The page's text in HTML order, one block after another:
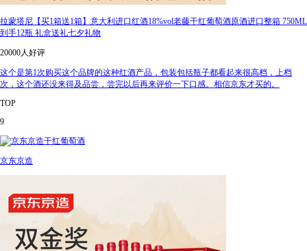
拉蒙塔尼【买1箱送1箱】意大利进口红酒18%vol老藤干红葡萄酒原酒进口整箱 750ML
到手12瓶 礼盒送礼七夕礼物
20000人好评
这个是第1次购买这个品牌的这种红酒产品，包装包括瓶子都看起来很高档，上档
次，这个酒还没来得及品尝，尝完以后再来评价一下口感。相信京东才买的。
TOP
9
京东京造